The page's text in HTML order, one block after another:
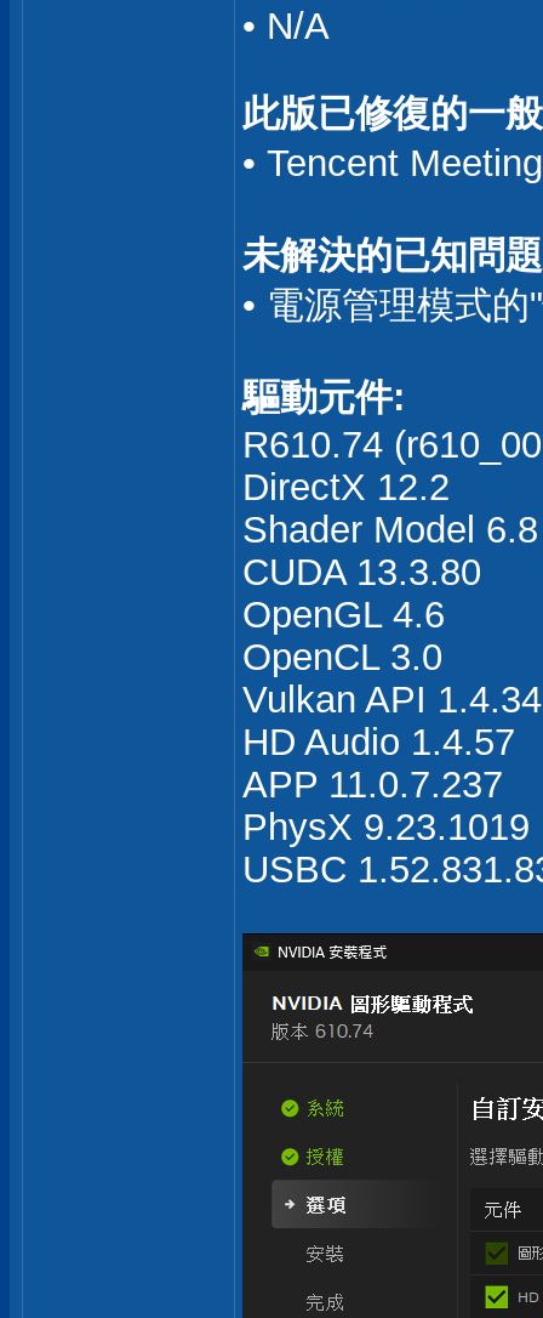
• N/A
此版已修復的一
• Tencent
未解決的已知問
• 電源管理模式
驅動元件:
R610.74
DirectX 12.2
Shader Model 6.8
CUDA 13.3.80
OpenGL 4.6
OpenCL 3.0
Vulkan API
HD Audio 1.4.57
APP 11.0.7.237
PhysX 9.23.1019
USBC